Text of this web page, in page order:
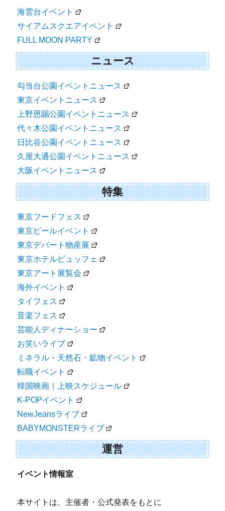
海雲台イベント
サイアムスクエアイベント
FULL MOON PARTY
ニュース
勾当台公園イベントニュース
東京イベントニュース
上野恩賜公園イベントニュース
代々木公園イベントニュース
日比谷公園イベントニュース
久屋大通公園イベントニュース
大阪イベントニュース
特集
東京フードフェス
東京ビールイベント
東京デパート物産展
東京ホテルビュッフェ
東京アート展覧会
海外イベント
タイフェス
音楽フェス
芸能人ディナーショー
お笑いライブ
ミネラル・天然石・鉱物イベント
転職イベント
韓国映画｜上映スケジュール
K-POPイベント
NewJeansライブ
BABYMONSTERライブ
運営
イベント情報室
本サイトは、主催者・公式発表をもとに